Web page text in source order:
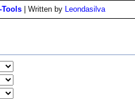
Tools | Written by Leondasilva